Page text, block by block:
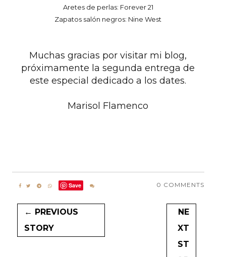
Aretes de perlas: Forever 21
Zapatos salón negros: Nine West
Muchas gracias por visitar mi blog,
próximamente la segunda entrega de
este especial dedicado a los dates.
Marisol Flamenco
0 COMMENTS
Save
← PREVIOUS
STORY
NE
XT
ST